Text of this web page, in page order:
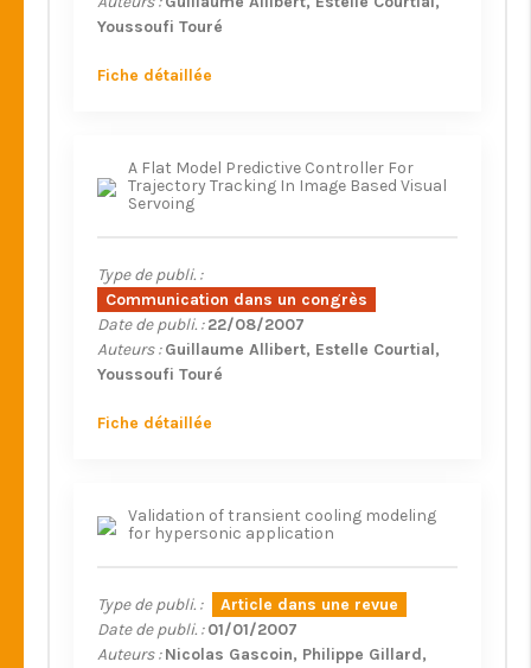
Youssoufi Touré
Fiche détaillée
A Flat Model Predictive Controller For
Trajectory Tracking In Image Based Visual
Servoing
Type de publi. :
Communication dans un congrès
Date de publi. : 22/08/2007
Auteurs : Guillaume Allibert Estelle Courtial
Youssoufi Touré
Fiche détaillée
Validation of transient cooling modeling
for hypersonic application
Type de publi. :
Article dans une revue
Date de publi. : 01/01/2007
Auteurs : Nicolas Gascoin Philippe Gillard